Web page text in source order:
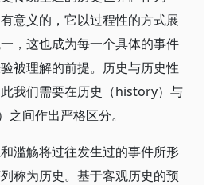
意义的，它以过程性的方式展
，这也成为每一个具体的事件
被理解的前提。历史与历史性
我们需要在历史（history）与
间作出严格区分。
滥觞将过往发生过的事件所形
称为历史。基于客观历史的预